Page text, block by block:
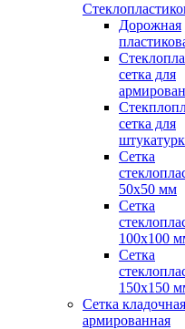
Дорожная
сетка для
сетка для
Сетка
50x50 мм
Сетка
100x100
Сетка
150x150
Сетка кладочная
армированная